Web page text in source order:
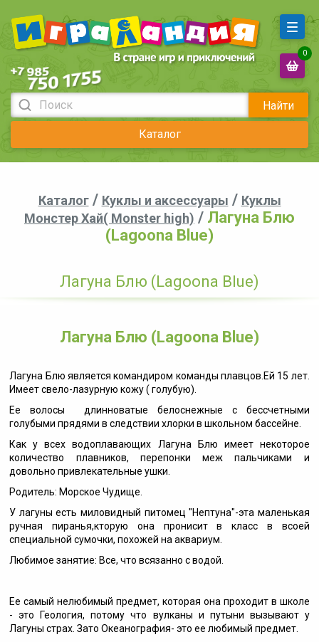
Найти
Каталог
0
Каталог/ Куклы и аксессуары / Куклы
Монстер Хай( Monster high) / Лагуна Блю
(Lagoona Blue)
Лагуна Блю (Lagoona Blue)
Лагуна Блю (Lagoona Blue)
Лагуна Блю является командиром команды плавцов.Ей 15 лет.
Имеет свело-лазурную кожу ( голубую).
Ее волосы длинноватые белоснежные с бессчетными
голубыми прядями в следствии хлорки в школьном бассейне.
Как у всех водоплавающих Лагуна Блю имеет некоторое
количество плавников, перепонки меж пальчиками и
довольно привлекательные ушки.
Родитель: Морское Чудище.
У лагуны есть миловидный питомец "Нептуна"-эта маленькая
ручная пиранья,кторую она пронисит в класс в всоей
специальной сумочки, похожей на аквариум.
Любимое занятие: Все, что всязанно с водой.
Ее самый нелюбимый предмет, которая она проходит в школе
- это Геология, потому что вулканы и путыни вызывают у
Лагуны страх. Зато Океанография- это ее любимый предмет.